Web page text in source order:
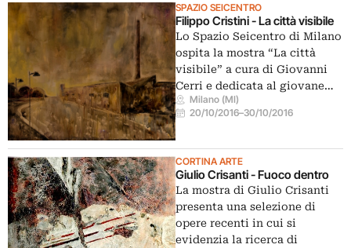
SPAZIO SEICENTRO
Filippo Cristini - La città visibile
Lo Spazio Seicentro di Milano
ospita la mostra “La città
visibile” a cura di Giovanni
Cerri e dedicata al giovane…
Milano (MI)
20/10/2016–30/10/2016
CORTINA ARTE
Giulio Crisanti - Fuoco dentro
La mostra di Giulio Crisanti
presenta una selezione di
opere recenti in cui si
evidenzia la ricerca di